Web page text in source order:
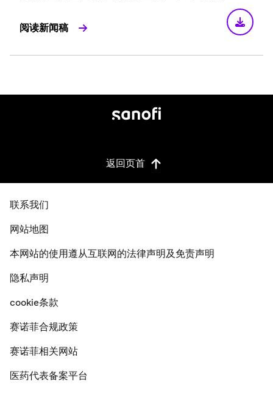
阅读新闻稿
返回页首
联系我们
网站地图
本网站的使用遵从互联网的法律声明及免责声明
隐私声明
cookie条款
赛诺菲合规政策
赛诺菲相关网站
医药代表备案平台